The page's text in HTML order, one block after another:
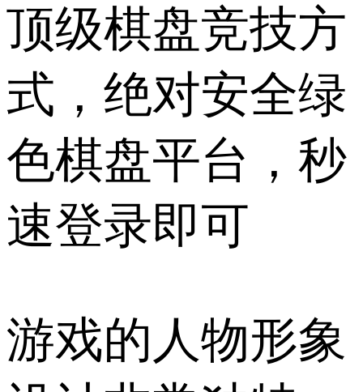
顶级棋盘竞技方
式，绝对安全绿
色棋盘平台，秒
速登录即可
游戏的人物形象